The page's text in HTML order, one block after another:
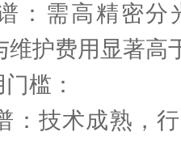
需高精密分
维护费用显著高
槛：
技术成熟，行